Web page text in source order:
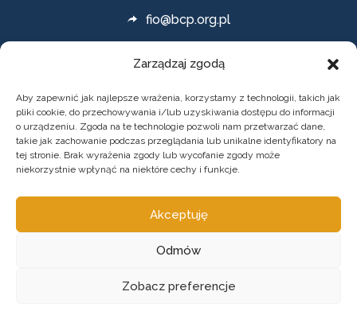
Zarządzaj zgodą
Aby zapewnić jak najlepsze wrażenia, korzystamy z technologii, takich jak
pliki cookie, do przechowywania i/lub uzyskiwania dostępu do informacji
o urządzeniu. Zgoda na te technologie pozwoli nam przetwarzać dane,
takie jak zachowanie podczas przeglądania lub unikalne identyfikatory na
tej stronie. Brak wyrażenia zgody lub wycofanie zgody może
niekorzystnie wpłynąć na niektóre cechy i funkcje.
Akceptuję
Odmów
Zobacz preferencje
fio@bcp.org.pl
Polityki
POLITYKA PRYWATNOŚCI
DEKLARACJA DOSTĘPNOŚCI